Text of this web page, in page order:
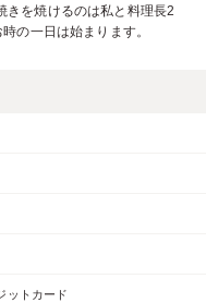
きを焼けるのは私と料理長2
の一日は始まります。
ットカード